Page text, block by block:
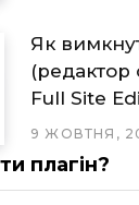
Як
(редактор
Full Site
9 ЖОВТНЯ,
плагін?